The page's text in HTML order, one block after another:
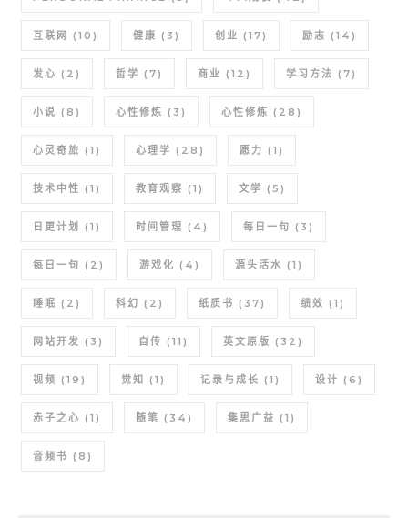
互联网 (10) 健康 (3) 创业 (17) 励志 (14)
发心 (2) 哲学 (7) 商业 (12) 学习方法 (7)
小说 (8) 心性修炼 (3) 心性修炼 (28)
心灵奇旅 (1) 心理学 (28) 愿力 (1)
技术中性 (1) 教育观察 (1) 文学 (5)
日更计划 (1) 时间管理 (4) 每日一句 (3)
每日一句 (2) 游戏化 (4) 源头活水 (1)
睡眠 (2) 科幻 (2) 纸质书 (37) 绩效 (1)
网站开发 (3) 自传 (11) 英文原版 (32)
视频 (19) 觉知 (1) 记录与成长 (1) 设计 (6)
赤子之心 (1) 随笔 (34) 集思广益 (1)
音频书 (8)